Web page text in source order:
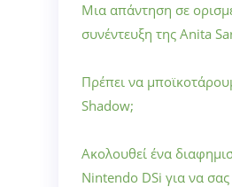
Μια απάντηση σε
συνέντευξη της Anita
Πρέπει να
Shadow;
Ακολουθεί ένα
Nintendo DSi για να σας